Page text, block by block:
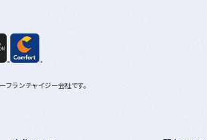
ランチャイジー会社です。